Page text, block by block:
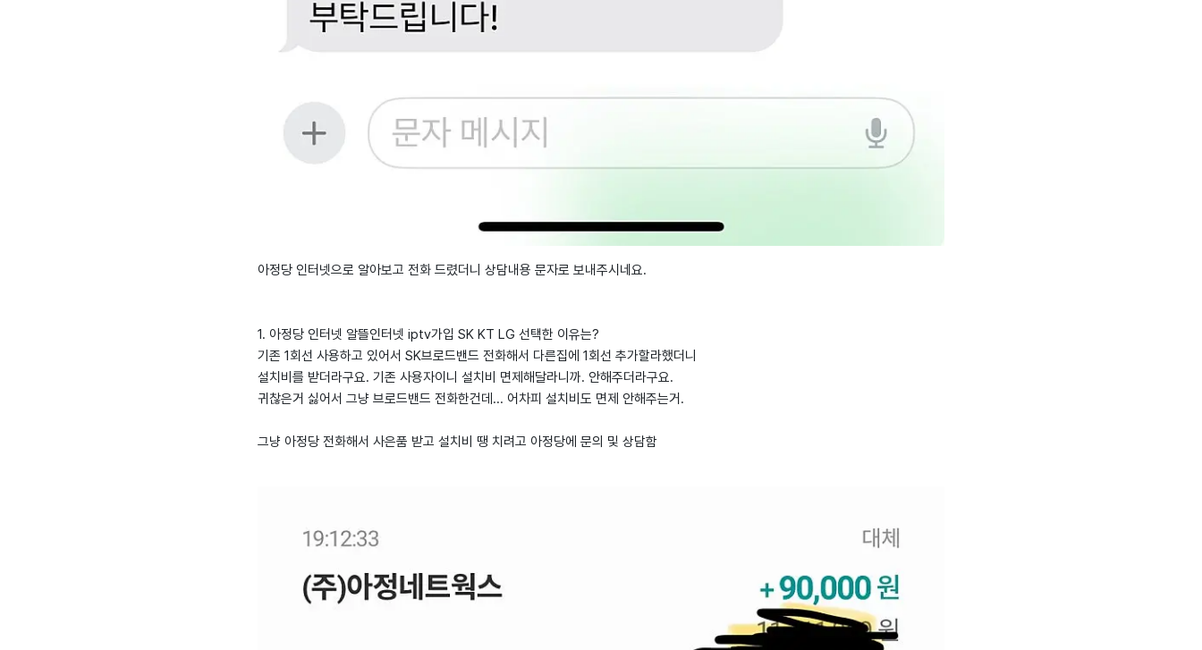
아정당 인터넷으로 알아보고 전화 드렸더니 상담내용 문자로 보내주시네요.
1. 아정당 인터넷 알뜰인터넷 iptv가입 SK KT LG 선택한 이유는?
기존 1회선 사용하고 있어서 SK브로드밴드 전화해서 다른집에 1회선 추가할라했더니
설치비를 받더라구요. 기존 사용자이니 설치비 면제해달라니까. 안해주더라구요.
귀찮은거 싫어서 그냥 브로드밴드 전화한건데... 어차피 설치비도 면제 안해주는거.
그냥 아정당 전화해서 사은품 받고 설치비 땡 치려고 아정당에 문의 및 상담함